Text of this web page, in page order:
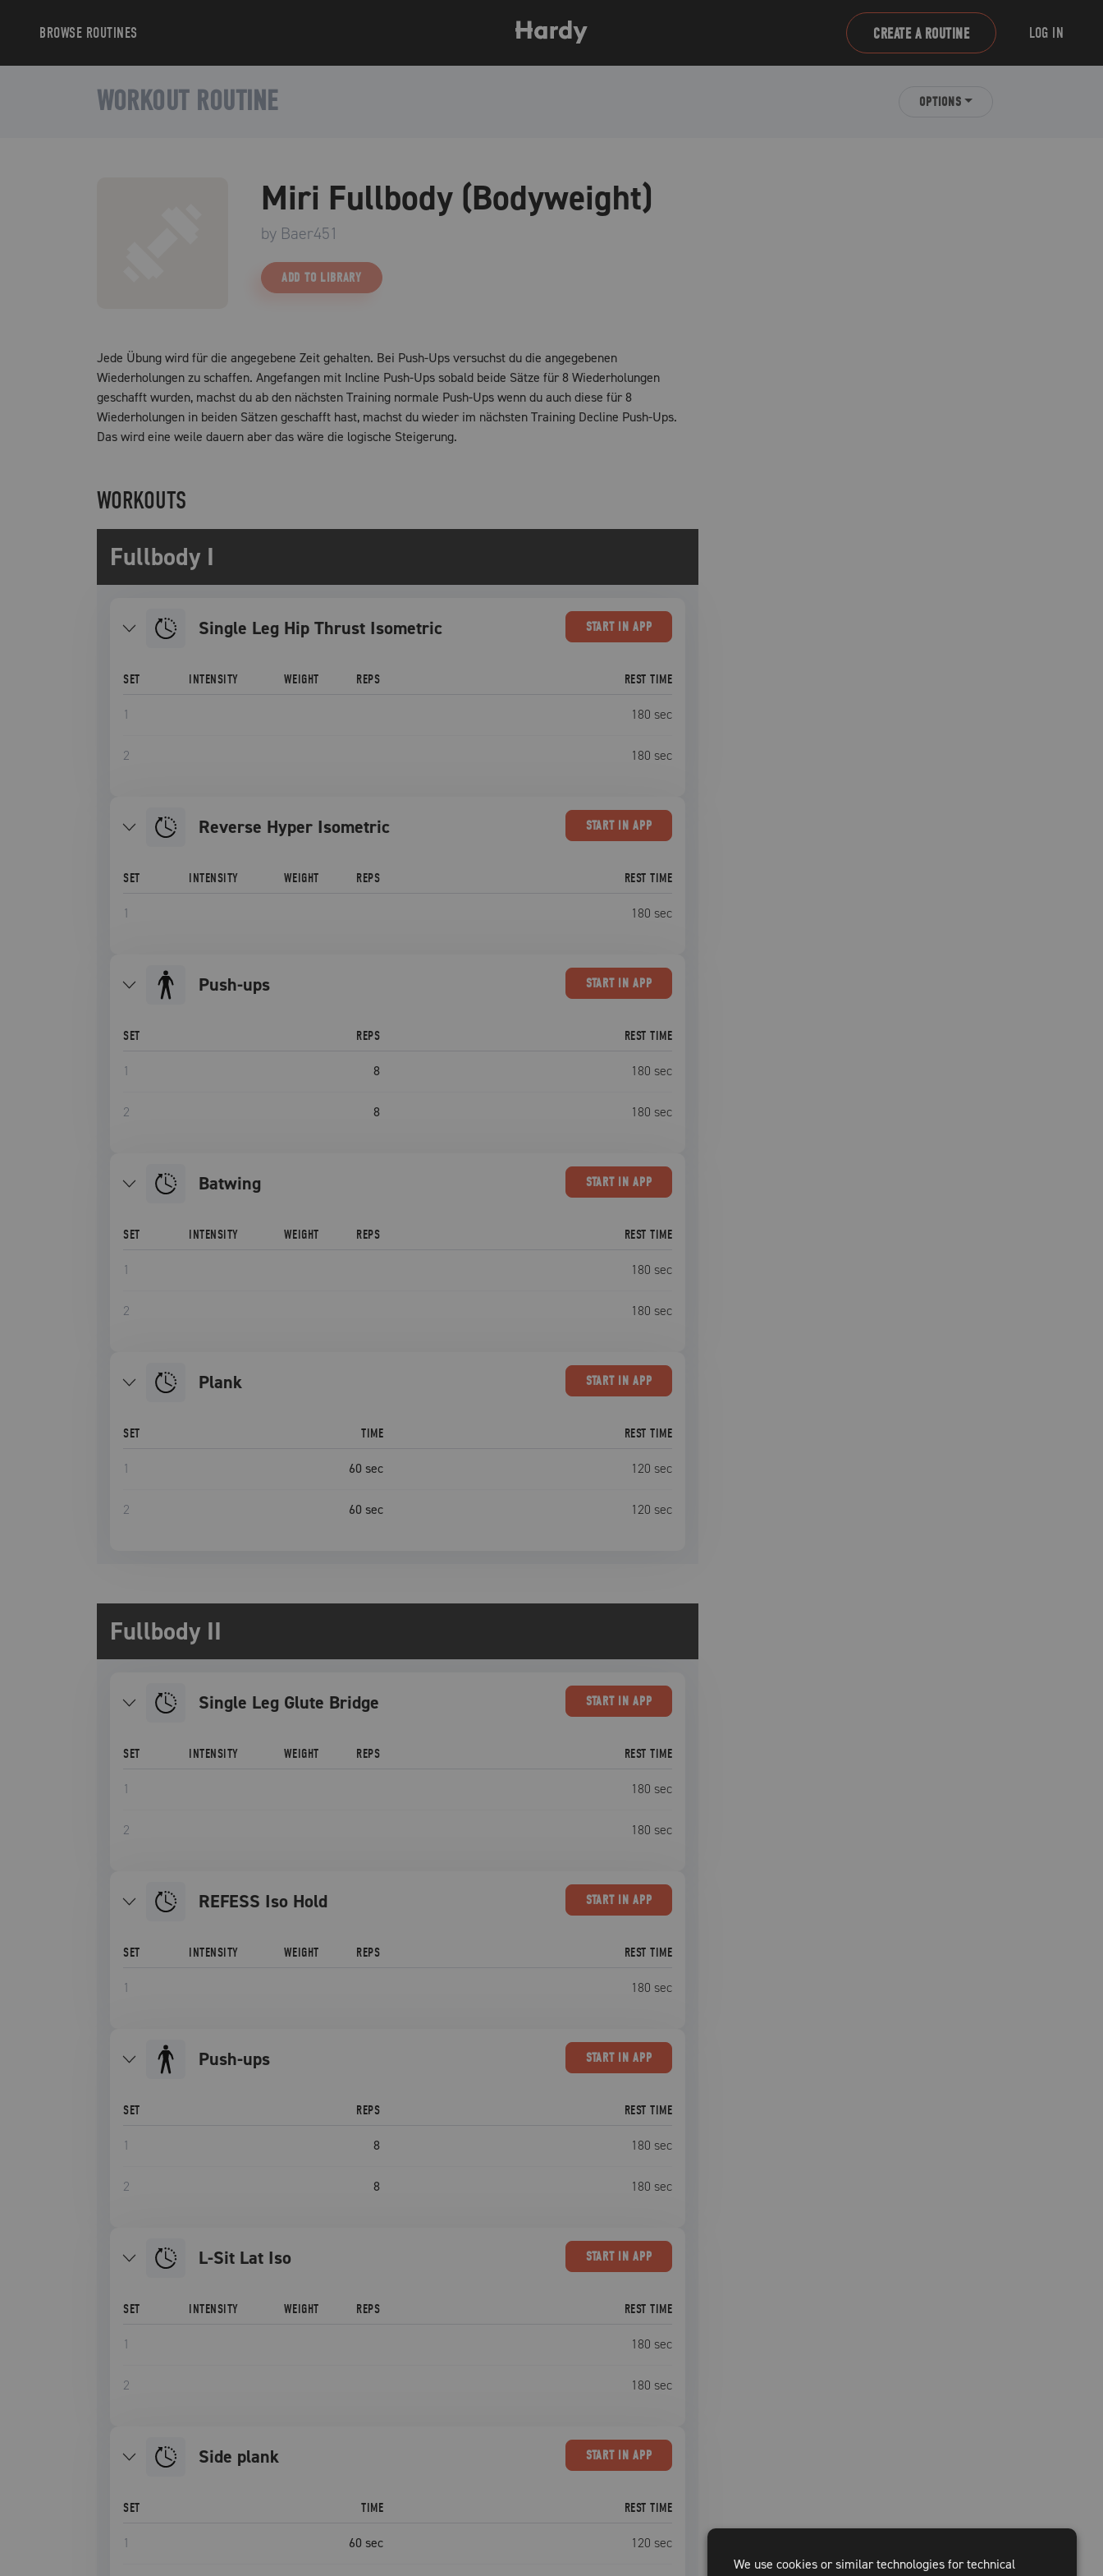
BROWSE ROUTINES CREATE A ROUTINE LOG IN
WORKOUT ROUTINE OPTIONS
Miri Fullbody (Bodyweight)
by Baer451
ADD TO LIBRARY
Jede Übung wird für die angegebene Zeit gehalten. Bei Push-Ups versuchst du die angegebenen
Wiederholungen zu schaffen. Angefangen mit Incline Push-Ups sobald beide Sätze für 8 Wiederholungen
geschafft wurden, machst du ab den nächsten Training normale Push-Ups wenn du auch diese für 8
Wiederholungen in beiden Sätzen geschafft hast, machst du wieder im nächsten Training Decline Push-Ups.
Das wird eine weile dauern aber das wäre die logische Steigerung.
WORKOUTS
Fullbody I
Single Leg Hip Thrust Isometric STARTIN APP
SET INTENSITY WEIGHT REPS REST TIME
1 180 sec
2 180 sec
Reverse Hyper Isometric STARTIN APP
SET INTENSITY WEIGHT REPS REST TIME
1 180 sec
push-ups STARTIN APP
SET REPS REST TIME
1 8 180 sec
2 8 180 sec
Batwing STARTIN APP
SET INTENSITY WEIGHT REPS REST TIME
1 180 sec
2 180 sec
plank STARTIN APP
SET TIME REST TIME
1 60 sec 120 sec
2 60 sec 120 sec
Fullbody II
Single Leg Glute Bridge STARTIN APP
SET INTENSITY WEIGHT REPS REST TIME
1 180 sec
2 180 sec
REFESS Iso Hold STARTIN APP
SET INTENSITY WEIGHT REPS REST TIME
1 180 sec
push-ups STARTIN APP
SET REPS REST TIME
1 8 180 sec
2 8 180 sec
L-Sit Lat Iso STARTIN APP
SET INTENSITY WEIGHT REPS REST TIME
1 180 sec
2 180 sec
side plank STARTIN APP
SET TIME REST TIME
1 60 sec 120 sec
We use cookies or similar technologies for technical